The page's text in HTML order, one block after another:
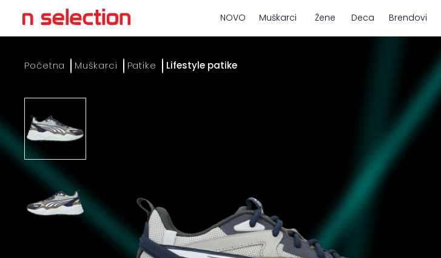
NOVO Muškarci Žene Deca Brendovi
Početna Muškarci Patike Lifestyle patike